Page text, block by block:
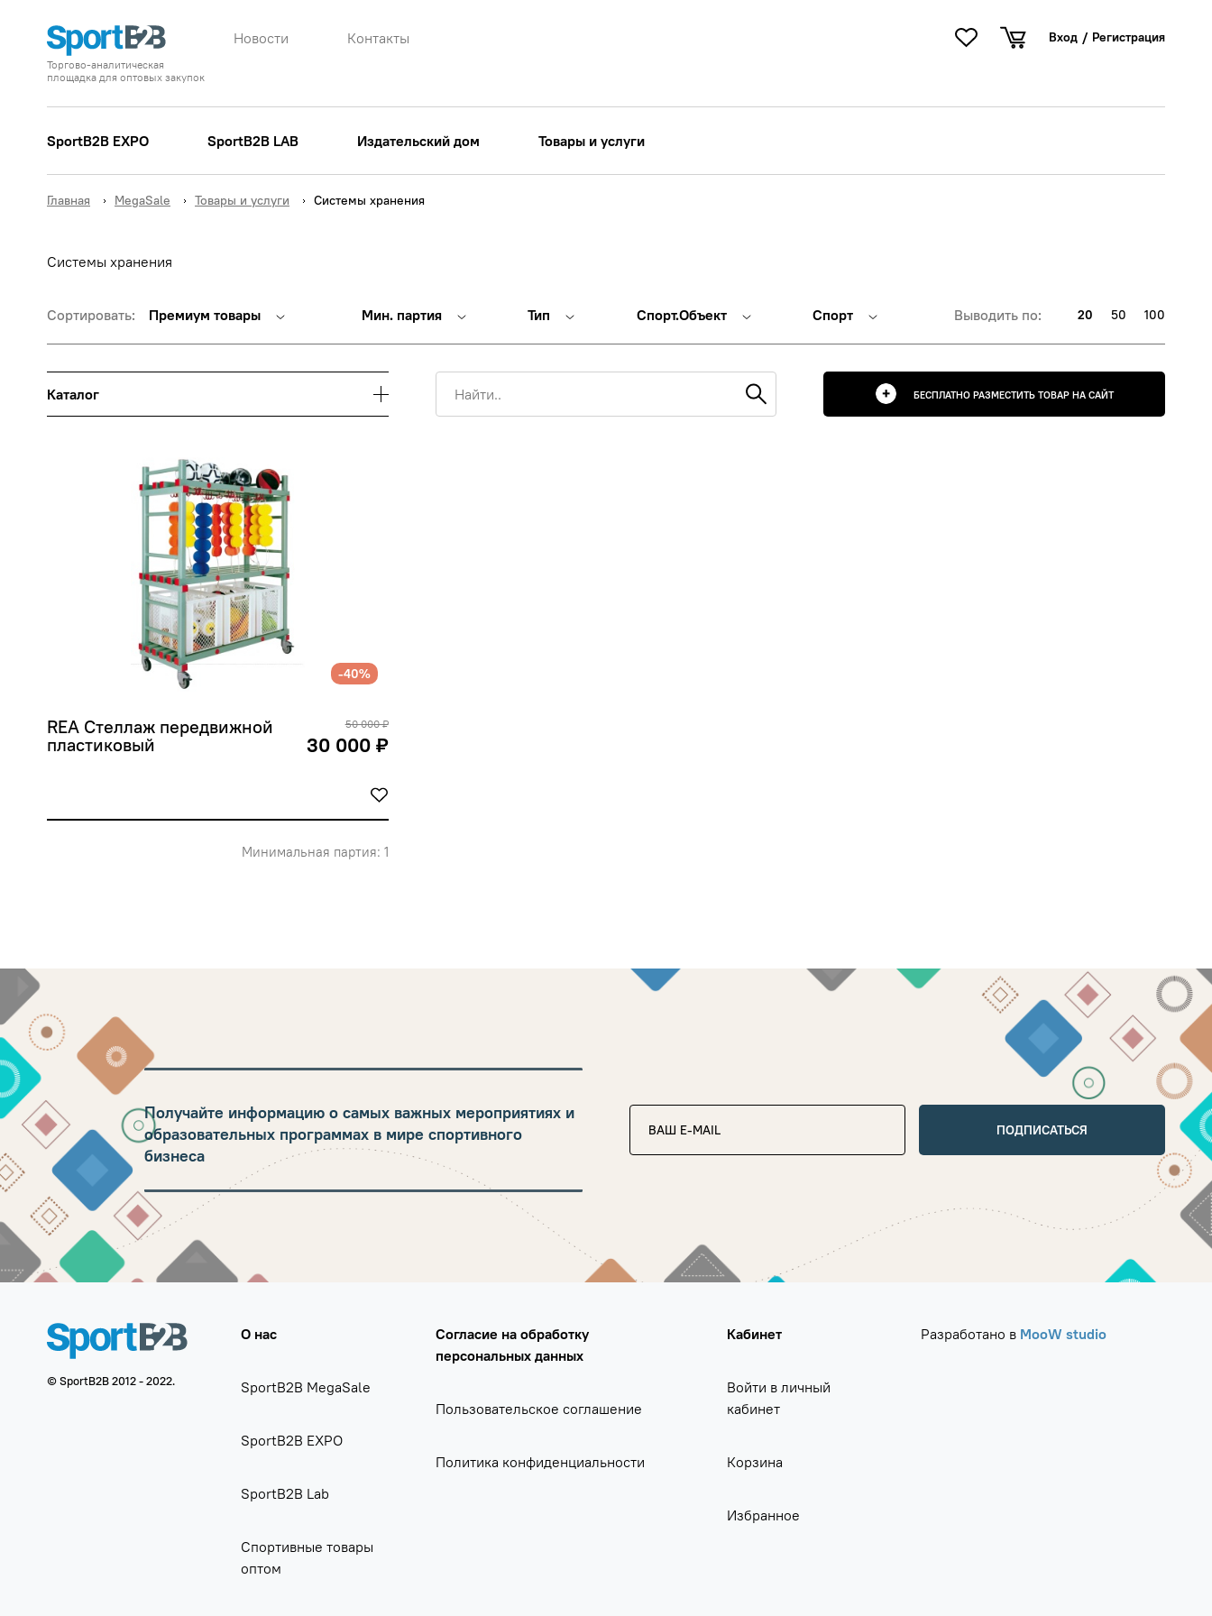
Торгово-аналитическая
площадка для оптовых закупок
Новости Контакты Вход / Регистрация
SportB2B EXPO SportB2B LAB Издательский дом Товары и услуги
Главная MegaSale Товары и услуги Системы хранения
Системы хранения
Каталог БЕСПЛАТНО РАЗМЕСТИТЬ ТОВАР НА САЙТ
Сортировать: Премиум товары Мин. партия Тип Спорт.Объект Спорт Выводить по: 20 50 100
-40%
REA Стеллаж передвижной
пластиковый
50 000 ₽
30 000 ₽
Минимальная партия: 1
Получайте информацию о самых важных мероприятиях и
образовательных программах в мире спортивного
бизнеса
ПОДПИСАТЬСЯ
© SportB2B 2012 - 2022.
О нас
SportB2B MegaSale
SportB2B EXPO
SportB2B Lab
Спортивные товары
оптом
Согласие на обработку
персональных данных
Пользовательское соглашение
Политика конфиденциальности
Кабинет
Войти в личный
кабинет
Корзина
Избранное
Разработано в MooW studio